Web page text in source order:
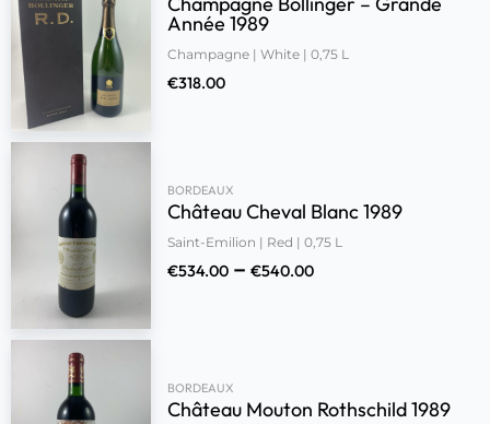
Année 1989
Champagne | White | 0,75 L
€318.00
BORDEAUX
Château Cheval Blanc 1989
Saint-Emilion | Red | 0,75 L
€534.00 – €540.00
BORDEAUX
Château Mouton Rothschild 1989